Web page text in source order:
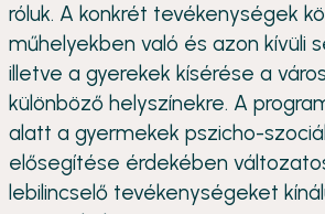
róluk. A konkrét tevékenységek
műhelyekben való és azon kívüli
illetve a gyerekek kísérése a
különböző helyszínekre. A
alatt a gyermekek pszicho-
elősegítése érdekében
lebilincselő tevékenységeket